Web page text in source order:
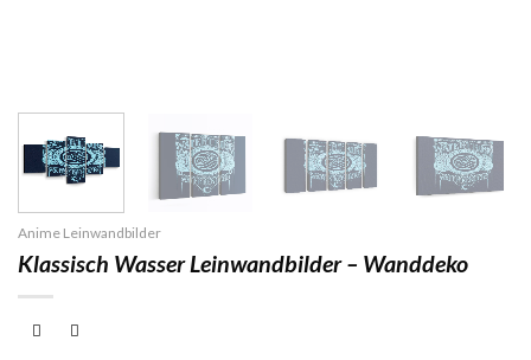
Anime Leinwandbilder
Klassisch Wasser Leinwandbilder – Wanddeko